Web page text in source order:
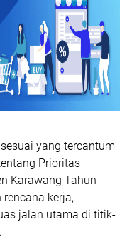
yang tercantum
Prioritas
Karawang Tahun
kerja,
jalan utama di titik-